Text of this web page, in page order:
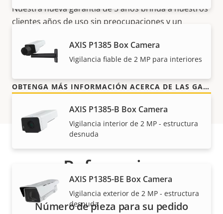
AXIS P1385 Box Camera
Vigilancia fiable de 2 MP para interiores
AXIS P1385-B Box Camera
Vigilancia interior de 2 MP - estructura
desnuda
AXIS P1385-BE Box Camera
Vigilancia exterior de 2 MP - estructura
desnuda
Nuestra nueva garantía de 5 años brinda a nuestros
clientes años de uso sin preocupaciones y un
la factura, lo que prometemos es exactamente lo
que recibe.
OBTENGA MÁS INFORMACIÓN ACERCA DE LAS GARANTÍAS DE AXIS
Referencias
Número de pieza para su pedido